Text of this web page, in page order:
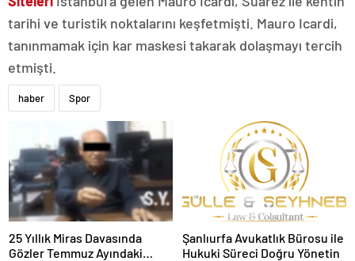
tarihi ve turistik noktalarını keşfetmişti. Mauro Icardi,
tanınmamak için kar maskesi takarak dolaşmayı tercih
etmişti.
haber Spor
25 Yıllık Miras Davasında
Gözler Temmuz Ayındaki
Şanlıurfa Avukatlık Bürosu ile
Hukuki Süreci Doğru Yönetin